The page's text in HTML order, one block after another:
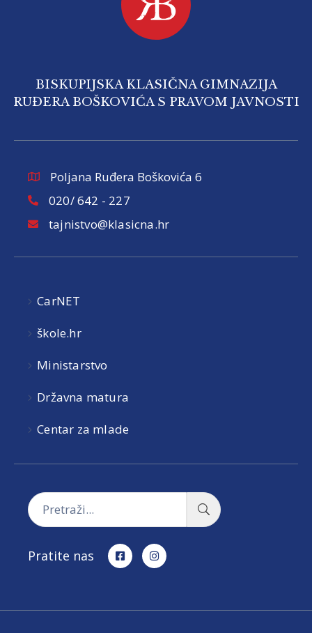
BISKUPIJSKA KLASIČNA GIMNAZIJA
RUĐERA BOŠKOVIĆA S PRAVOM JAVNOSTI
Poljana Ruđera Boškovića 6
020/ 642 - 227
tajnistvo@klasicna.hr
CarNET
škole.hr
Ministarstvo
Državna matura
Centar za mlade
Pratite nas